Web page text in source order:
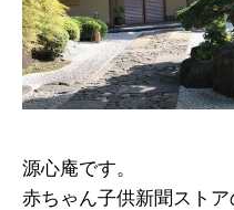
源心庵です。
赤ちゃん子供新聞スト